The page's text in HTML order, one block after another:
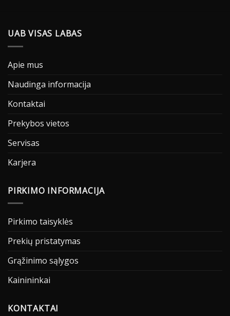
UAB VISAS LABAS
Apie mus
Naudinga informacija
Kontaktai
Prekybos vietos
Servisas
Karjera
PIRKIMO INFORMACIJA
Pirkimo taisyklės
Prekių pristatymas
Grąžinimo sąlygos
Kainininkai
KONTAKTAI